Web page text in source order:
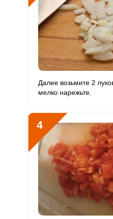
Сера 727.8 мг 500
Фосфор 2136.6 мг 800
Хлор 299.5 мг
Алюминий
Йод
Кобальт 32.1 мкг 10
Литий 31.8 мкг 70
Марганец 2.9 мкг 2
Медь 1000
Далее возьмите 2
мелко нарежьте.
4